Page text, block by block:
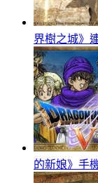
界樹之城》
的新娘》手